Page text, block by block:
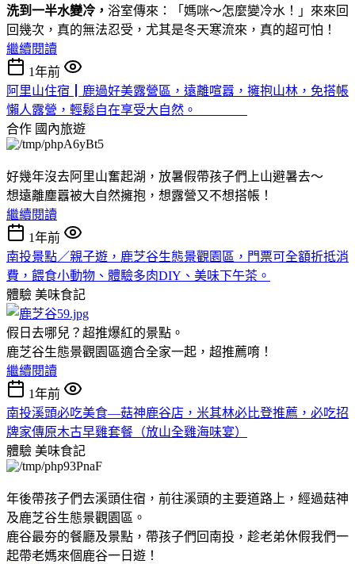
洗到一半水變冷， 浴室傳來：「媽咪～怎麼變冷水！」來來回
回幾次，真的無法忍受，尤其是冬天寒流來，真的超可怕！
繼續閱讀
1年前
阿里山住宿┃鹿過好美露營區，遠離喧囂，擁抱山林，免搭帳
懶人露營，輕鬆自在享受大自然。
合作 國內旅遊
好幾年沒去阿里山奮起湖，放暑假帶孩子們上山避暑去～
想遠離塵囂被大自然擁抱，想露營又不想搭帳！
繼續閱讀
1年前
南投景點／親子遊，鹿芝谷生態景觀園區，門票可全額折抵消
費，餵食小動物、體驗多肉DIY、美味下午茶。
體驗 美味食記
假日去哪兒？超推爆紅的景點。
鹿芝谷生態景觀園區適合全家一起，超推薦唷！
繼續閱讀
1年前
南投溪頭必吃美食—菇神鹿谷店，米其林必比登推薦，必吃招
牌家傳原木古早雞套餐（放山全雞海味宴）
體驗 美味食記
年後帶孩子們去溪頭住宿，前往溪頭的主要道路上，經過菇神
及鹿芝谷生態景觀園區。
鹿谷最夯的餐廳及景點，帶孩子們回南投，趁老弟休假我們一
起帶老媽來個鹿谷一日遊！